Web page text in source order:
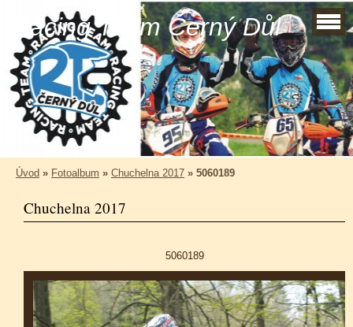
Racing Team Černý Důl
Úvod » Fotoalbum » Chuchelna 2017 » 5060189
Chuchelna 2017
5060189